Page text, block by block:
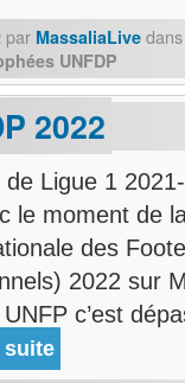
par MassaliaLive dans
UNFDP
2022
Ligue 1
le moment de
des
2022 sur
c’est
suite